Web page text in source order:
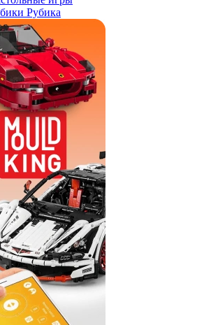
Рубика